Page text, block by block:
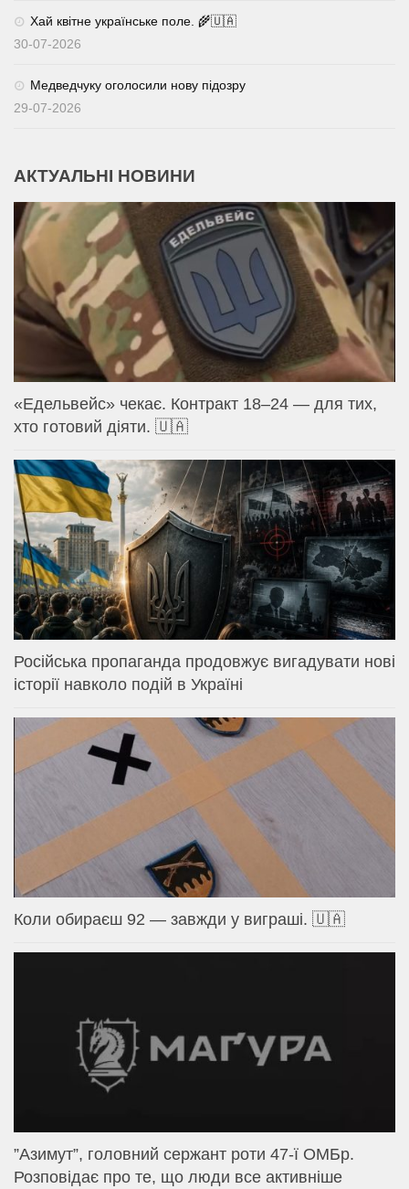
Хай квітне українське поле. 🌾🇺🇦
30-07-2026
Медведчуку оголосили нову підозру
29-07-2026
АКТУАЛЬНІ НОВИНИ
«Едельвейс» чекає. Контракт 18–24 — для тих,
хто готовий діяти. 🇺🇦
Російська пропаганда продовжує вигадувати нові
історії навколо подій в Україні
Коли обираєш 92 — завжди у виграші. 🇺🇦
⁨”Азимут”, головний сержант роти 47-ї ОМБр.
Розповідає про те, що люди все активніше